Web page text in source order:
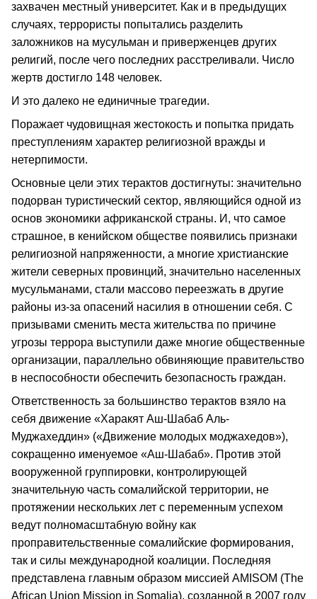
захвачен местный университет. Как и в предыдущих
случаях, террористы попытались разделить
заложников на мусульман и приверженцев других
религий, после чего последних расстреливали. Число
жертв достигло 148 человек.
И это далеко не единичные трагедии.
Поражает чудовищная жестокость и попытка придать
преступлениям характер религиозной вражды и
нетерпимости.
Основные цели этих терактов достигнуты: значительно
подорван туристический сектор, являющийся одной из
основ экономики африканской страны. И, что самое
страшное, в кенийском обществе появились признаки
религиозной напряженности, а многие христианские
жители северных провинций, значительно населенных
мусульманами, стали массово переезжать в другие
районы из-за опасений насилия в отношении себя. С
призывами сменить места жительства по причине
угрозы террора выступили даже многие общественные
организации, параллельно обвиняющие правительство
в неспособности обеспечить безопасность граждан.
Ответственность за большинство терактов взяло на
себя движение «Харакят Аш-Шабаб Аль-
Муджахеддин» («Движение молодых моджахедов»),
сокращенно именуемое «Аш-Шабаб». Против этой
вооруженной группировки, контролирующей
значительную часть сомалийской территории, не
протяжении нескольких лет с переменным успехом
ведут полномасштабную войну как
проправительственные сомалийские формирования,
так и силы международной коалиции. Последняя
представлена главным образом миссией AMISOM (The
African Union Mission in Somalia), созданной в 2007 году